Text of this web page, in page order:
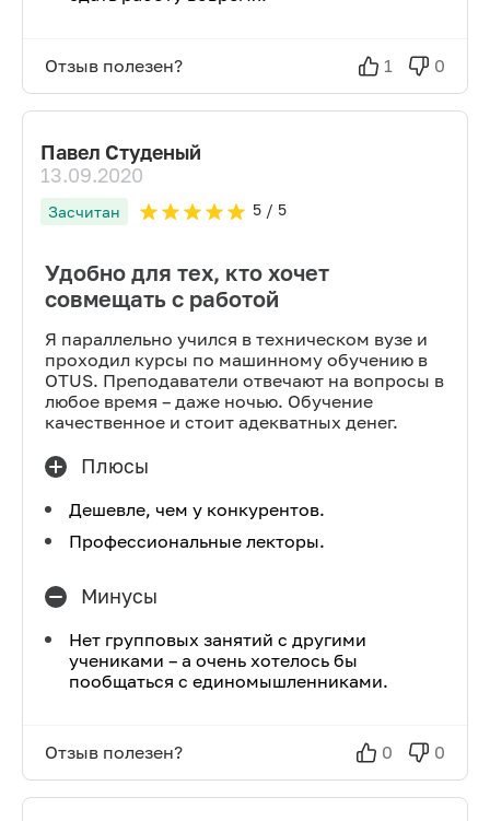
Отзыв полезен? 1 0
Павел Студеный
13.09.2020
Засчитан 5/ 5
Удобно для тех, кто хочет
совмещать с работой
Я параллельно учился в техническом вузе и
проходил курсы по машинному обучению в
OTUS. Преподаватели отвечают на вопросы в
любое время – даже ночью. Обучение
качественное и стоит адекватных денег.
Плюсы
Дешевле, чем у конкурентов.
Профессиональные лекторы.
Минусы
Нет групповых занятий с другими
учениками – а очень хотелось бы
пообщаться с единомышленниками.
Отзыв полезен? 0 0